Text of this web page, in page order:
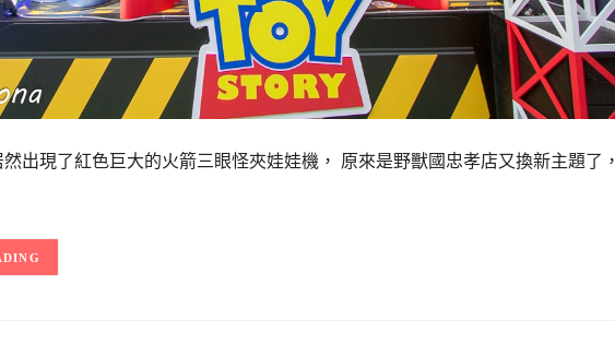
出現了紅色巨大的火箭三眼怪夾娃娃機， 原來是野獸國忠孝店又換新主題了，